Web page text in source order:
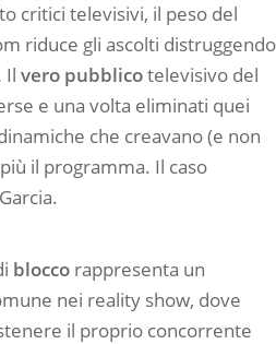
critici televisivi, il peso del
riduce gli ascolti distruggendo
Il vero pubblicotelevisivo del
e una volta eliminati quei
che creavano (e non
il programma. Il caso
blocco rappresenta un
nei reality show, dove
il proprio concorrente